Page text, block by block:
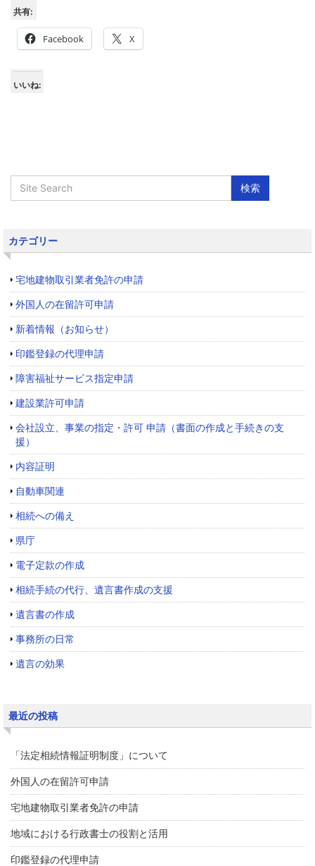
共有:
Facebook X
いいね:
カテゴリー
宅地建物取引業者免許の申請
外国人の在留許可申請
新着情報（お知らせ）
印鑑登録の代理申請
障害福祉サービス指定申請
建設業許可申請
会社設立、事業の指定・許可 申請（書面の作成と手続きの支
援）
内容証明
自動車関連
相続への備え
県庁
電子定款の作成
相続手続の代行、遺言書作成の支援
遺言書の作成
事務所の日常
遺言の効果
最近の投稿
「法定相続情報証明制度」について
外国人の在留許可申請
宅地建物取引業者免許の申請
地域における行政書士の役割と活用
印鑑登録の代理申請